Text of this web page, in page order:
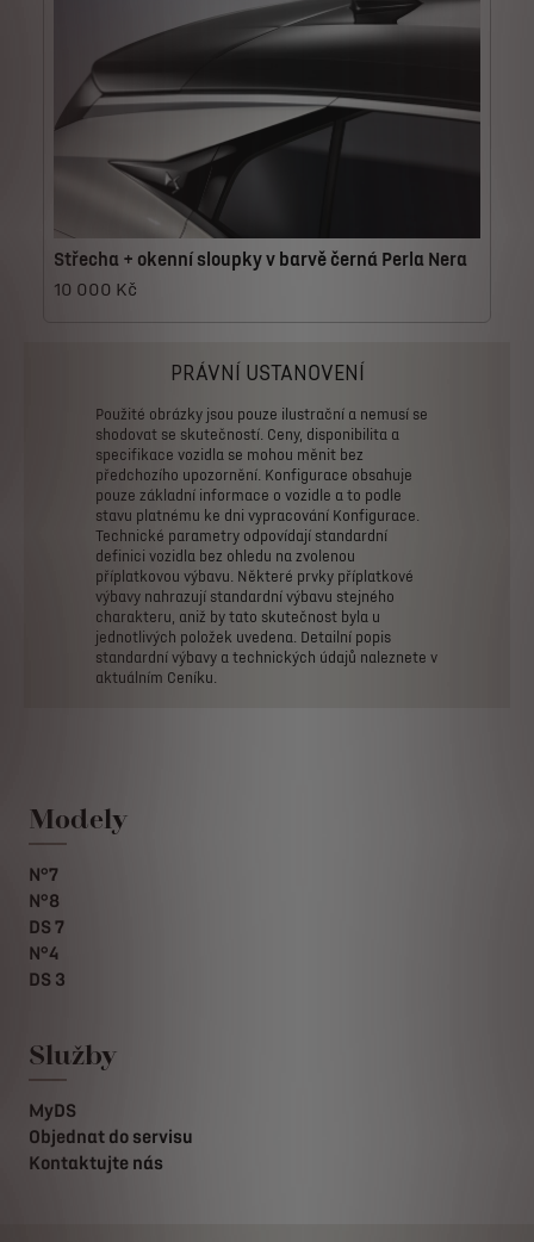
Střecha + okenní sloupky v barvě černá Perla Nera
10 000 Kč
PRÁVNÍ USTANOVENÍ
Použité obrázky jsou pouze ilustrační a nemusí se
shodovat se skutečností. Ceny, disponibilita a
specifikace vozidla se mohou měnit bez
předchozího upozornění. Konfigurace obsahuje
pouze základní informace o vozidle a to podle
stavu platnému ke dni vypracování Konfigurace.
Technické parametry odpovídají standardní
definici vozidla bez ohledu na zvolenou
příplatkovou výbavu. Některé prvky příplatkové
výbavy nahrazují standardní výbavu stejného
charakteru, aniž by tato skutečnost byla u
jednotlivých položek uvedena. Detailní popis
standardní výbavy a technických údajů naleznete v
aktuálním Ceníku.
Modely
N°7
N°8
DS 7
N°4
DS 3
Služby
MyDS
Objednat do servisu
Kontaktujte nás